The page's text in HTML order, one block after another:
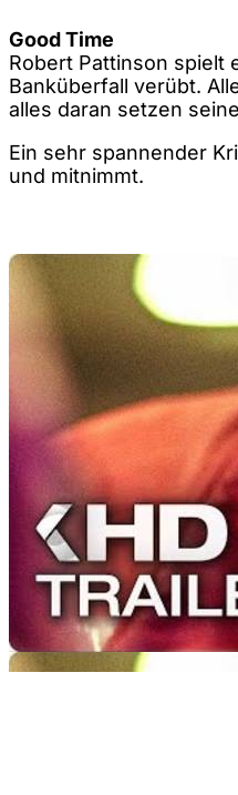
Good Time
Robert Pattinson spielt
Banküberfall verübt.
alles daran setzen
Ein sehr spannender
und mitnimmt.